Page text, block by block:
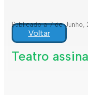
Publicado a 7 de Junho,
Voltar
Teatro